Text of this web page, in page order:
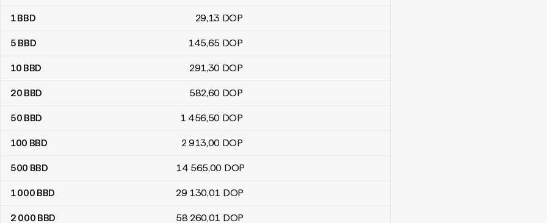
Barbadoso doleriai į Dominikos pesai konvertavimo lentelė
1BBD 29,13 DOP
5 BBD 145,65 DOP
10 BBD 291,30 DOP
20 BBD 582,60 DOP
50 BBD 1 456,50 DOP
100 BBD 2 913,00 DOP
500 BBD 14 565,00 DOP
1 000 BBD 29 130,01 DOP
2 000 BBD 58 260,01 DOP